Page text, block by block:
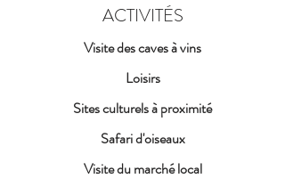
ACTIVITÉS
Visite des caves à vins
Loisirs
Sites culturels à proximité
Safari d'oiseaux
Visite du marché local